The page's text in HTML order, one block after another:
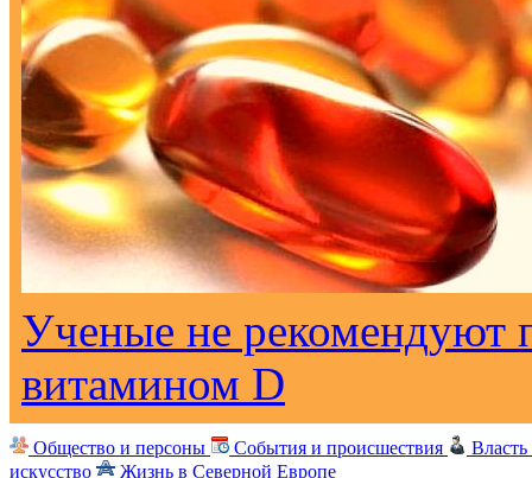
Ученые не рекомендуют
витамином D
Общество и персоны События и происшествия
искусство
Жизнь в Северной Европе